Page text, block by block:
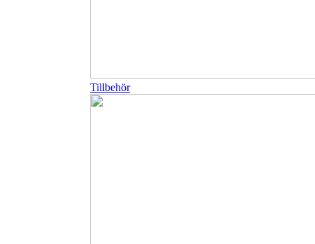
Tillbehör